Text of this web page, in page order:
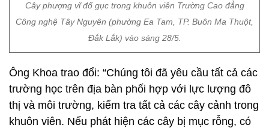
Cây phượng vĩ đổ gục trong khuôn viên Trường Cao đẳng
Công nghệ Tây Nguyên (phường Ea Tam, TP. Buôn Ma Thuột,
Đắk Lắk) vào sáng 28/5.
Ông Khoa trao đổi: “Chúng tôi đã yêu cầu tất cả các
trường học trên địa bàn phối hợp với lực lượng đô
thị và môi trường, kiểm tra tất cả các cây cảnh trong
khuôn viên. Nếu phát hiện các cây bị mục rỗng, có